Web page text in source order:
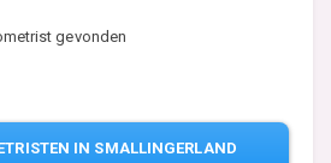
gevonden
IN SMALLINGERLAND